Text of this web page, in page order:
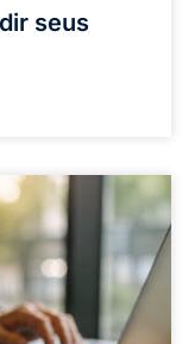
seus